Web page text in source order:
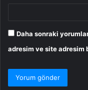
Daha sonraki
adresim ve site adresim